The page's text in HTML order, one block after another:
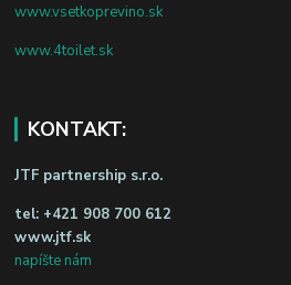
www.vsetkoprevino.sk
www.4toilet.sk
KONTAKT:
JTF partnership s.r.o.
tel: +421 908 700 612
www.jtf.sk
napíšte nám